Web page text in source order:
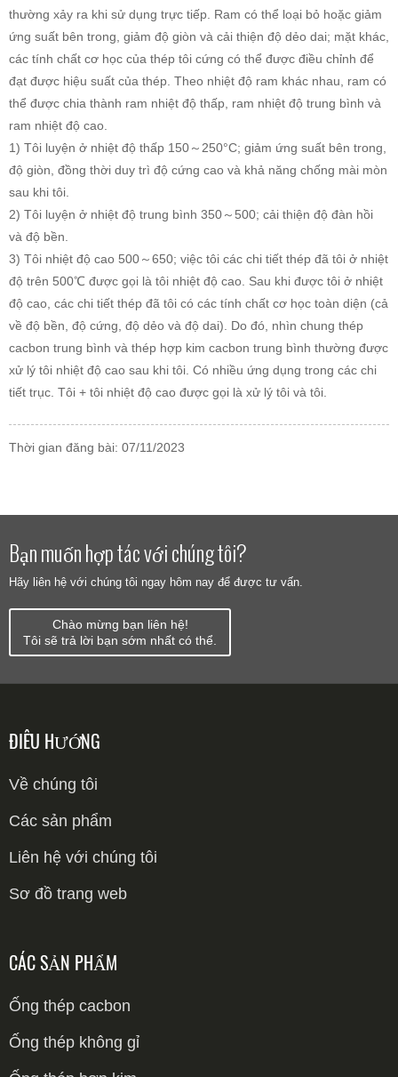
thường xảy ra khi sử dụng trực tiếp. Ram có thể loại bỏ hoặc giảm
ứng suất bên trong, giảm độ giòn và cải thiện độ dẻo dai; mặt khác,
các tính chất cơ học của thép tôi cứng có thể được điều chỉnh để
đạt được hiệu suất của thép. Theo nhiệt độ ram khác nhau, ram có
thể được chia thành ram nhiệt độ thấp, ram nhiệt độ trung bình và
ram nhiệt độ cao.
1) Tôi luyện ở nhiệt độ thấp 150～250°C; giảm ứng suất bên trong,
độ giòn, đồng thời duy trì độ cứng cao và khả năng chống mài mòn
sau khi tôi.
2) Tôi luyện ở nhiệt độ trung bình 350～500; cải thiện độ đàn hồi
và độ bền.
3) Tôi nhiệt độ cao 500～650; việc tôi các chi tiết thép đã tôi ở nhiệt
độ trên 500℃ được gọi là tôi nhiệt độ cao. Sau khi được tôi ở nhiệt
độ cao, các chi tiết thép đã tôi có các tính chất cơ học toàn diện (cả
về độ bền, độ cứng, độ dẻo và độ dai). Do đó, nhìn chung thép
cacbon trung bình và thép hợp kim cacbon trung bình thường được
xử lý tôi nhiệt độ cao sau khi tôi. Có nhiều ứng dụng trong các chi
tiết trục. Tôi + tôi nhiệt độ cao được gọi là xử lý tôi và tôi.
Thời gian đăng bài: 07/11/2023
Bạn muốn hợp tác với chúng tôi?
Hãy liên hệ với chúng tôi ngay hôm nay để được tư vấn.
Chào mừng bạn liên hệ!
Tôi sẽ trả lời bạn sớm nhất có thể.
ĐIỀU HƯỚNG
Về chúng tôi
Các sản phẩm
Liên hệ với chúng tôi
Sơ đồ trang web
CÁC SẢN PHẨM
Ống thép cacbon
Ống thép cacbon liền mạch
Ống thép không gỉ